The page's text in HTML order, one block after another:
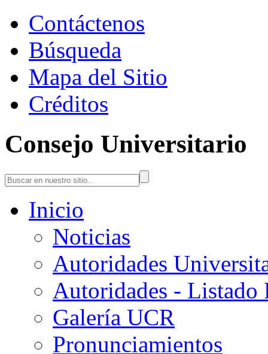
Contáctenos
Búsqueda
Mapa del Sitio
Créditos
Consejo Universitario
Inicio
Noticias
Autoridades
Autoridades - Listado
Galería UCR
Pronunciamientos